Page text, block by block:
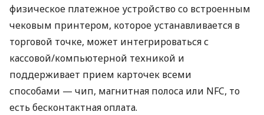
физическое платежное устройство со встроенным
чековым принтером, которое устанавливается в
торговой точке, может интегрироваться с
кассовой/компьютерной техникой и
поддерживает прием карточек всеми
способами — чип, магнитная полоса или NFC, то
есть бесконтактная оплата.